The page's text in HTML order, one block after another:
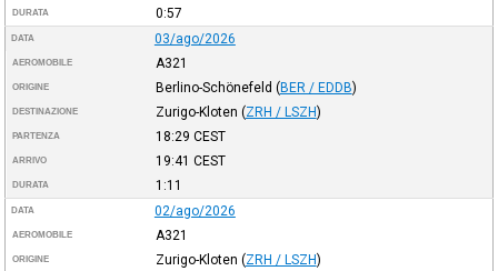
DURATA 0:57
DATA 03/ago/2026
AEROMOBILE A321
ORIGINE Berlino-Schönefeld (BER / EDDB)
DESTINAZIONE Zurigo-Kloten (ZRH / LSZH)
PARTENZA 18:29 CEST
ARRIVO 19:41 CEST
DURATA 1:11
DATA 02/ago/2026
AEROMOBILE A321
ORIGINE Zurigo-Kloten (ZRH / LSZH)